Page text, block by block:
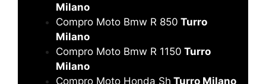
Milano
Compro Moto Bmw R 850 Turro
Milano
Compro Moto Bmw R 1150 Turro
Milano
Compro Moto Honda Sh Turro Milano